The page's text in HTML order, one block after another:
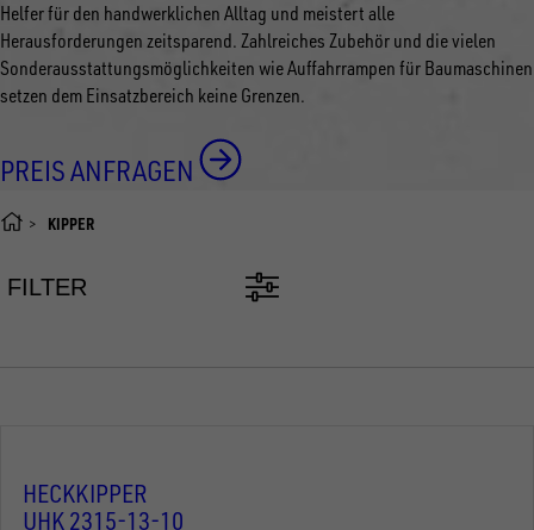
Helfer für den handwerklichen Alltag und meistert alle
Herausforderungen zeitsparend. Zahlreiches Zubehör und die vielen
Sonderausstattungsmöglichkeiten wie Auffahrrampen für Baumaschinen
setzen dem Einsatzbereich keine Grenzen.
PREIS ANFRAGEN
KIPPER
FILTER
HECKKIPPER
UHK 2315-13-10